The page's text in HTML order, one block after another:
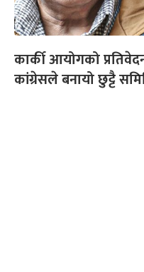
कार्की आयोगको
कांग्रेसले बनायो छुट्टै